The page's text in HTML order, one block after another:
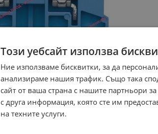
Този уебсайт използва
Ние използваме бисквитки, за да
анализираме нашия трафик. Също така
сайт от ваша страна с нашите партньори
с друга информация, която сте им
на техните услуги.